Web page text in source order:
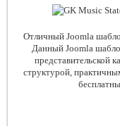
Отличный Joomla
Данный Joomla
представительской
структурой,